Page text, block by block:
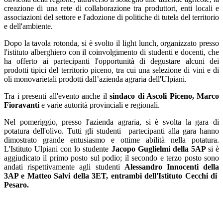
creazione di una rete di collaborazione tra produttori, enti locali e
associazioni del settore e l'adozione di politiche di tutela del territorio
e dell'ambiente.
Dopo la tavola rotonda, si è svolto il light lunch, organizzato presso
l'istituto alberghiero con il coinvolgimento di studenti e docenti, che
ha offerto ai partecipanti l'opportunità di degustare alcuni dei
prodotti tipici del territorio piceno, tra cui una selezione di vini e di
oli monovarietali prodotti dall’azienda agraria dell'Ulpiani.
Tra i presenti all'evento anche il sindaco di Ascoli Piceno, Marco
Fioravanti e varie autorità provinciali e regionali.
Nel pomeriggio, presso l'azienda agraria, si è svolta la gara di
potatura dell'olivo. Tutti gli studenti partecipanti alla gara hanno
dimostrato grande entusiasmo e ottime abilità nella potatura.
L'Istituto Ulpiani con lo studente Jacopo Guglielmi della 5AP si è
aggiudicato il primo posto sul podio; il secondo e terzo posto sono
andati rispettivamente agli studenti Alessandro Innocenti della
3AP e Matteo Salvi della 3ET, entrambi dell'Istituto Cecchi di
Pesaro.